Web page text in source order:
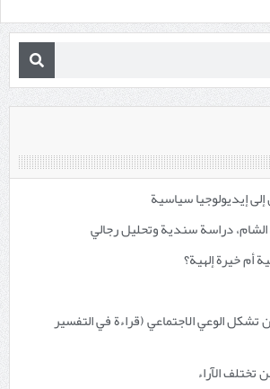
إيديولوجيا سياسية
دراسة سندية وتحليل رجالي
أم خيرة إلهية؟
تشكل الوعي الاجتماعي (قراءة في التفسير
الآراء